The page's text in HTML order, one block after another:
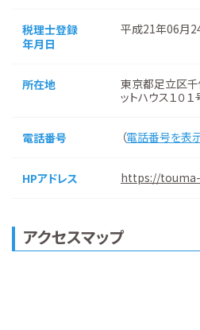
税理士登録
年月日
平成21年06月
所在地
東京都足立区
ットハウス１０
電話番号 （電話番号を表
HPアドレス https://
アクセスマップ